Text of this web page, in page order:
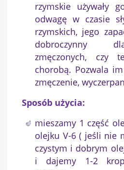
rzymskie używały
odwagę w czasie
rzymskich, jego
dobroczynny
zmęczonych, czy
chorobą. Pozwala
zmęczenie,
Sposób użycia:
mieszamy 1 część
olejku V-6 ( jeśli nie
czystym i dobrym
i dajemy 1-2